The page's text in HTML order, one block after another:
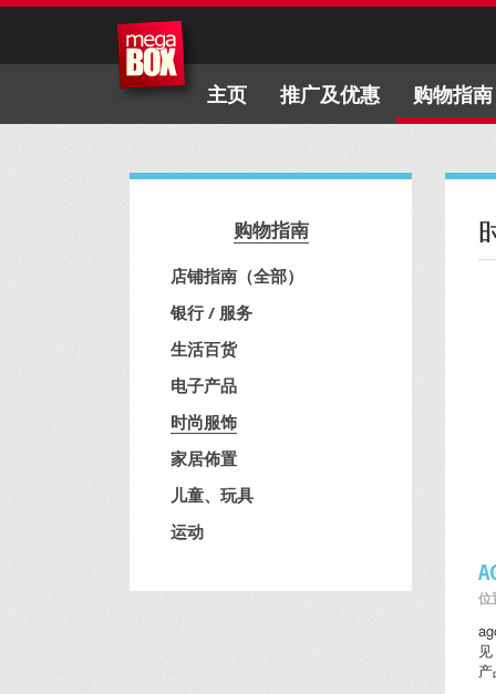
主页 推广及优惠 购物指南
购物指南
店铺指南（全部）
银行 / 服务
生活百货
电子产品
时尚服饰
家居佈置
儿童、玩具
运动
位